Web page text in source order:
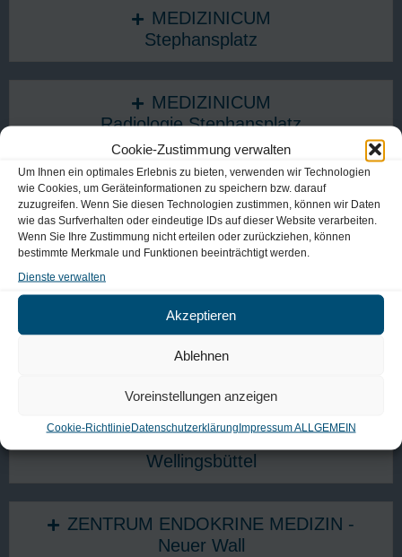
Cookie-Zustimmung verwalten
Um Ihnen ein optimales Erlebnis zu bieten, verwenden wir Technologien
wie Cookies, um Geräteinformationen zu speichern bzw. darauf
zuzugreifen. Wenn Sie diesen Technologien zustimmen, können wir Daten
wie das Surfverhalten oder eindeutige IDs auf dieser Website verarbeiten.
Wenn Sie Ihre Zustimmung nicht erteilen oder zurückziehen, können
bestimmte Merkmale und Funktionen beeinträchtigt werden.
Dienste verwalten
Akzeptieren
Ablehnen
Voreinstellungen anzeigen
Cookie-RichtlinieDatenschutzerklärungImpressum ALLGEMEIN
MEDIZINICUM
Stephansplatz
MEDIZINICUM
Radiologie Stephansplatz
MEDIZINICUM
MVZ - Meine Ärzte
Othmarschen
MEDIZINICUM
MEDIZINICUM
Wellingsbüttel
ZENTRUM ENDOKRINE MEDIZIN -
Neuer Wall